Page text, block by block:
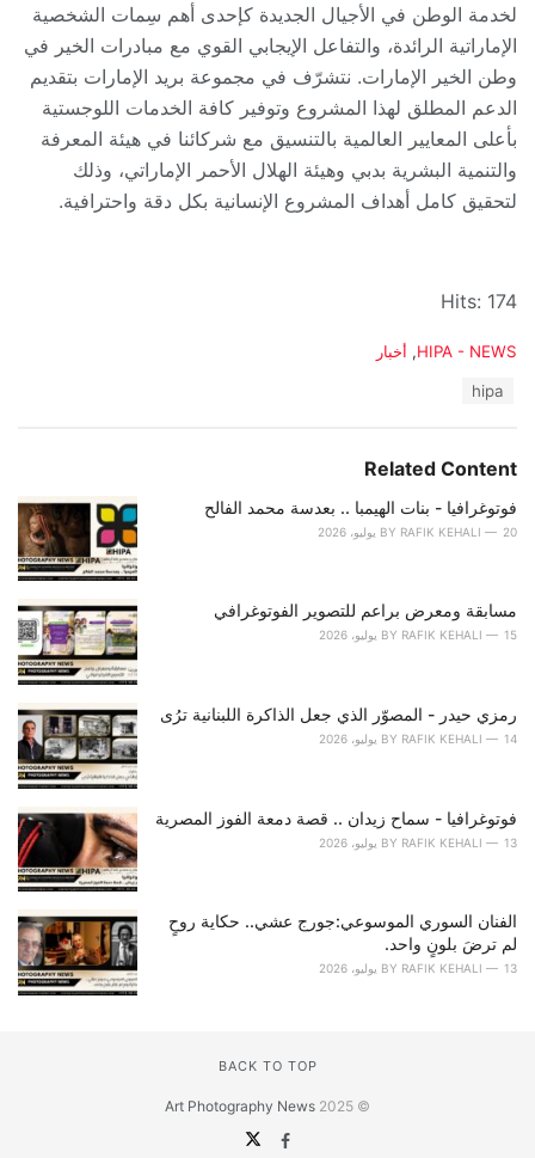
لخدمة الوطن في الأجيال الجديدة كإحدى أهم سِمات الشخصية
الإماراتية الرائدة، والتفاعل الإيجابي القوي مع مبادرات الخير في
وطن الخير الإمارات. نتشرّف في مجموعة بريد الإمارات بتقديم
الدعم المطلق لهذا المشروع وتوفير كافة الخدمات اللوجستية
بأعلى المعايير العالمية بالتنسيق مع شركائنا في هيئة المعرفة
والتنمية البشرية بدبي وهيئة الهلال الأحمر الإماراتي، وذلك
لتحقيق كامل أهداف المشروع الإنسانية بكل دقة واحترافية.
Hits: 174
C
r
HIPA - NEWS
, أخبار
:
hipa
Related Content
فوتوغرافيا - بنات الهيمبا .. بعدسة محمد الفالح
BY RAFIK KEHALI 20 يوليو، 2026
مسابقة ومعرض براعم للتصوير الفوتوغرافي
BY RAFIK KEHALI 15 يوليو، 2026
رمزي حيدر - المصوّر الذي جعل الذاكرة اللبنانية ترُى
BY RAFIK KEHALI 14 يوليو، 2026
فوتوغرافيا - سماح زيدان .. قصة دمعة الفوز المصرية
BY RAFIK KEHALI 13 يوليو، 2026
الفنان السوري الموسوعي:جورج عشي.. حكاية روحٍ
لم ترضَ بلونٍ واحد.
BY RAFIK KEHALI 13 يوليو، 2026
BACK TO TOP
© 2025
Art Photography News